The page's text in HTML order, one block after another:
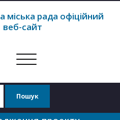
міська рада офіційний
веб-сайт
Перемкнути